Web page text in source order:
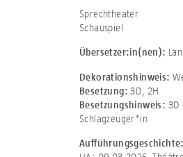
Sprechtheater
Schauspiel
Übersetzer:in(nen):
Dekorationshinweis:
Besetzung: 3D 2H
Besetzungshinweis: 3D
Schlagzeuger*in
Aufführungsgeschichte: